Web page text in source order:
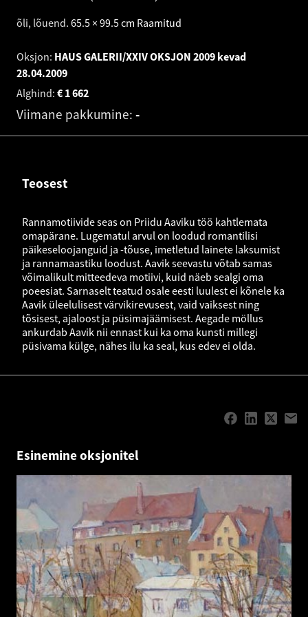
õli, lõuend. 65.5 × 99.5 cm Raamitud
Oksjon: HAUS GALERII/XXIV OKSJON 2009 kevad
28.04.2009
Alghind:
1 662
€
Viimane pakkumine: -
Teosest
Rannamotiivide seas on Priidu Aaviku töö kahtlemata
omapärane. Lugematul arvul on loodud romantilisi
päikeseloojanguid ja -tõuse, imetletud lainete laksumist
ja rannamaastiku loodust. Aavik seevastu võtab samas
võimalikult mitteedeva motiivi, kuid näeb sealgi oma
poeesiat. Sarnaselt teatud osale eesti luulest ei kõnele ka
Aavik üleelulisest värvikirevusest, vaid vaiksest ning
tõsisest, ajaloost ja püsimajäämisest. Aegade möllus
ankurdab Aavik nii ennast kui ka oma kunsti millegi
püsivama külge, nähes ilu ka seal, kus edev ei olda.
Esinemine oksjonitel